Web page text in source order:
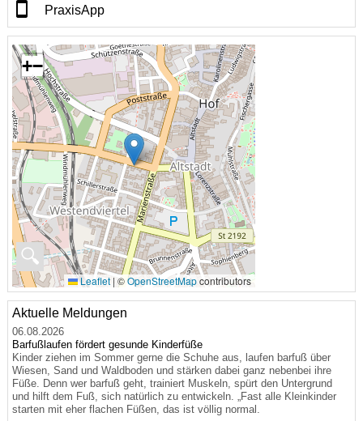
PraxisApp
🔍
+−
Leaflet | ©OpenStreetMapcontributors
Aktuelle Meldungen
06.08.2026
Barfußlaufen fördert gesunde Kinderfüße
Kinder ziehen im Sommer gerne die Schuhe aus, laufen barfuß über
Wiesen, Sand und Waldboden und stärken dabei ganz nebenbei ihre
Füße. Denn wer barfuß geht, trainiert Muskeln, spürt den Untergrund
und hilft dem Fuß, sich natürlich zu entwickeln. „Fast alle Kleinkinder
starten mit eher flachen Füßen, das ist völlig normal.